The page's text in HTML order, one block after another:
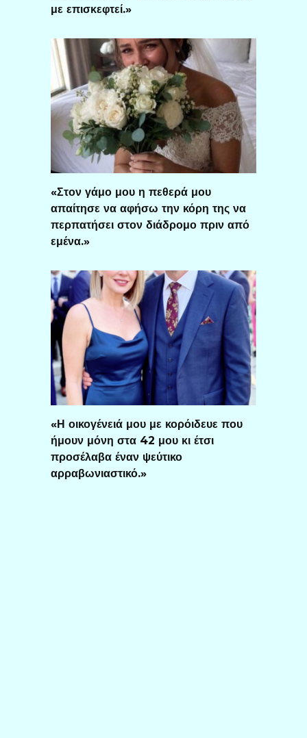
με επισκεφτεί.»
«Στον γάμο μου η πεθερά μου
απαίτησε να αφήσω την κόρη της να
περπατήσει στον διάδρομο πριν από
εμένα.»
«Η οικογένειά μου με κορόιδευε που
ήμουν μόνη στα 42 μου κι έτσι
προσέλαβα έναν ψεύτικο
αρραβωνιαστικό.»